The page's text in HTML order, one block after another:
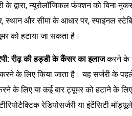
के द्वारा, न्यूरोलॉजिकल फंक्शन को बिना
और सीमा के आधार पर, स्पाइनल
को हटाया जा सकता है।
रीढ़ की हड्डी के कैंसर का इलाजकरने के
करने के लिए किया जाता है। यह सर्जरी के
के लिए या कई बार ट्यूमर को हटाने के
रेडियोसर्जरी या इंटेंसिटी